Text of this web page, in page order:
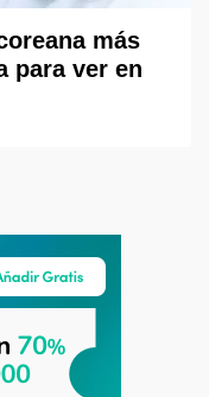
más
para ver en